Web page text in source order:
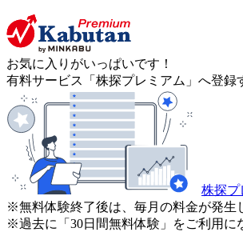
お気に入りがいっぱいです！
有料サービス「株探プレミアム」へ登録
株探プ
※無料体験終了後は、毎月の料金が発生
※過去に「30日間無料体験」をご利用に